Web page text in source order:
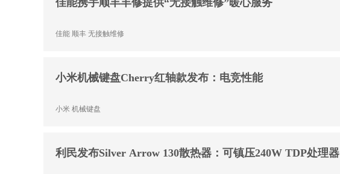
佳能携手顺丰丰修提供“无接触维修”暖心服务
佳能 顺丰 无接触维修
小米机械键盘Cherry红轴款发布：电竞性能
小米 机械键盘
利民发布Silver Arrow 130散热器：可镇压240W TDP处理器